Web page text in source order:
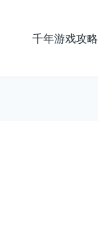
千年游戏攻略